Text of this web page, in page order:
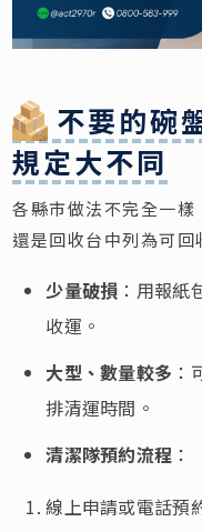
不要的碗
規定大不同
各縣市做法不完全一
還是回收台中列為可回
少量破損 ：用報
收運。
大型、數量較多
排清運時間。
清潔隊預約流程 ：
線上申請或電話預